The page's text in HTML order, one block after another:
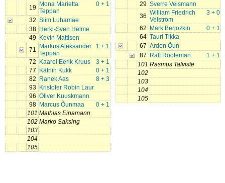
19
0 + 1
Mona Marietta
Teppan
32 Siim Luhamäe
38
Herki-Sven Helme
49
Kevin Mattisen
71
1 + 1
Markus Aleksander
Teppan
72
3 + 1
Kaarel Eerik Kruus
77
0 + 1
Kätriin Kukk
82
8 + 3
Ranek Aas
93
Kristofer Robin Laur
96 Oliver Kuuskmann
98
0 + 1
Marcus Õunmaa
101 Mathias Einamann
102 Marko Saksing
103
104
105
29 Sverre Veismann
36
3 + 0
William Friedrich
Velström
62
0 + 1
Mark Berjozkin
64 Tauri Tikka
67 Arden Õun
87
1 + 1
Ralf Rooteman
101 Rasmus Talviste
102
103
104
105